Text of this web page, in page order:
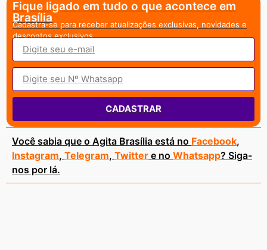
Fique ligado em tudo o que acontece em
Brasília
Cadastra-se para receber atualizações exclusivas, novidades e
descontos exclusivos.
CADASTRAR
Você sabia que o Agita Brasília está no Facebook,
Instagram, Telegram, Twitter e no Whatsapp? Siga-
nos por lá.